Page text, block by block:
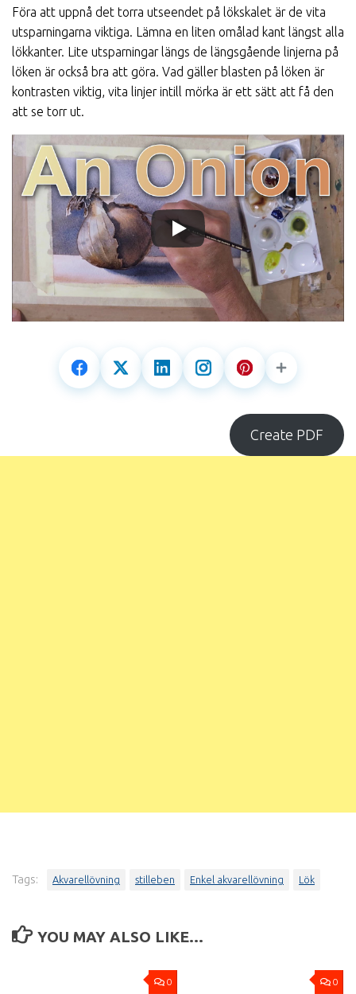
Föra att uppnå det torra utseendet på lökskalet är de vita
utsparningarna viktiga. Lämna en liten omålad kant längst alla
lökkanter. Lite utsparningar längs de längsgående linjerna på
löken är också bra att göra. Vad gäller blasten på löken är
kontrasten viktig, vita linjer intill mörka är ett sätt att få den
att se torr ut.
Create PDF
Tags: Akvarellövning stilleben Enkel akvarellövning Lök
YOU MAY ALSO LIKE...
0 0